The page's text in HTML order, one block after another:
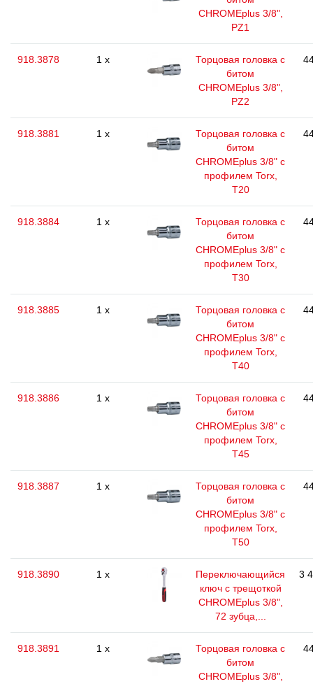
CHROMEplus 3/8",
РZ1
918.3878 1 x
Торцовая головка с
битом
CHROMEplus 3/8",
РZ2
918.3881 1 x
Торцовая головка с
битом
CHROMEplus 3/8" с
профилем Torx,
T20
918.3884 1 x
Торцовая головка с
битом
CHROMEplus 3/8" с
профилем Torx,
T30
918.3885 1 x
Торцовая головка с
битом
CHROMEplus 3/8" с
профилем Torx,
T40
918.3886 1 x
Торцовая головка с
битом
CHROMEplus 3/8" с
профилем Torx,
T45
918.3887 1 x
Торцовая головка с
битом
CHROMEplus 3/8" с
профилем Torx,
T50
918.3890 1 x
Переключающийся
ключ с трещоткой
CHROMEplus 3/8",
72 зубца,...
3
918.3891 1 x
Торцовая головка с
битом
CHROMEplus 3/8",